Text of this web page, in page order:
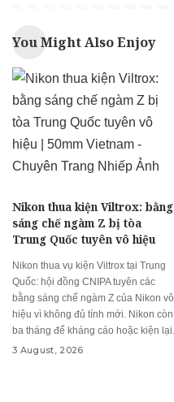
You Might Also Enjoy
Nikon thua kiện Viltrox: bằng
sáng chế ngàm Z bị tòa
Trung Quốc tuyên vô hiệu
Nikon thua vụ kiện Viltrox tại Trung
Quốc: hội đồng CNIPA tuyên các
bằng sáng chế ngàm Z của Nikon vô
hiệu vì không đủ tính mới. Nikon còn
ba tháng để kháng cáo hoặc kiện lại.
3 August, 2026